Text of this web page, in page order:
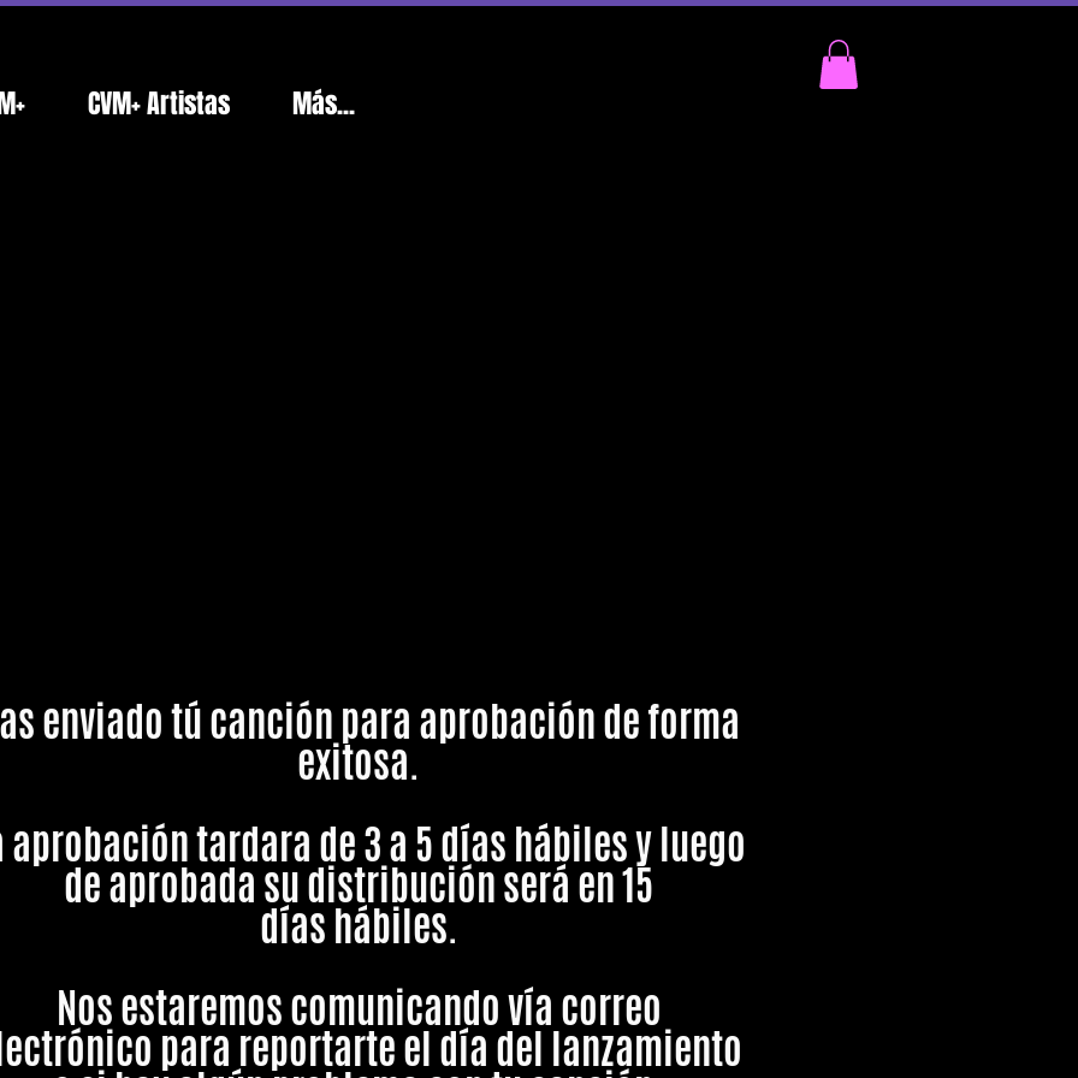
CVM+ Artistas Más...
enviado tú canción para aprobación de forma
exitosa.
aprobación tardara de 3 a 5díashábilesy luego
de aprobada su distribución será en 15
díashábiles.
Nos estaremos comunicando vía correo
para reportarte el día del lanzamiento